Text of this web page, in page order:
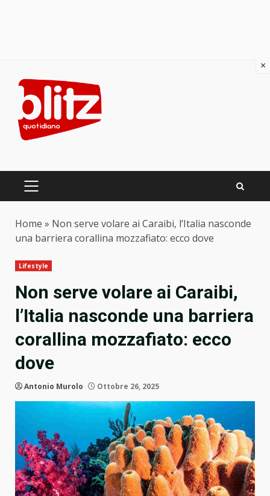
content
PRIMARY
Home » Non serve volare ai Caraibi, l’Italia nasconde
una barriera corallina mozzafiato: ecco dove
Lifestyle
Non serve volare ai Caraibi,
l’Italia nasconde una barriera
corallina mozzafiato: ecco
dove
Antonio Murolo Ottobre 26, 2025
×